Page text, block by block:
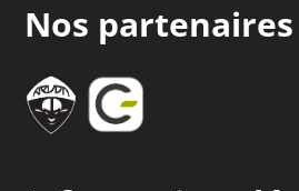
Nos partenaires